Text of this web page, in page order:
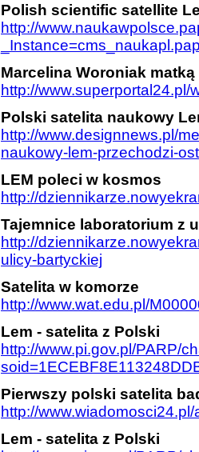
Polish scientific satellite
http://
Marcelina Woroniak
http://www.superportal24.pl/
Polski satelita naukowy
http://www.designnews.pl/
naukowy-lem-przechodzi-
LEM poleci w kosmos
http://
Tajemnice laboratorium z
http://
ulicy-bartyckiej
Satelita w komorze
http://www.wat.edu.pl/
Lem - satelita z Polski
http://www.pi.gov.pl/PARP/
Pierwszy polski satelita
http://
Lem - satelita z Polski